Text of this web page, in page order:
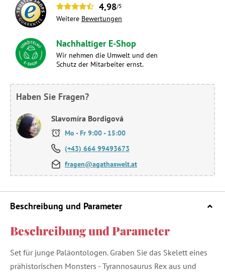
4,98/5
Weitere Bewertungen
Nachhaltiger E-Shop
Wir nehmen die Umwelt und den
Schutz der Mitarbeiter ernst.
Haben Sie Fragen?
Slavomíra Bordigová
Mo - Fr 9:00 - 15:00
(+43) 664 99493673
fragen@agathaswelt.at
Beschreibung und Parameter
Beschreibung und Parameter
Set für junge Paläontologen. Graben Sie das Skelett eines
prähistorischen Monsters - Tyrannosaurus Rex aus und